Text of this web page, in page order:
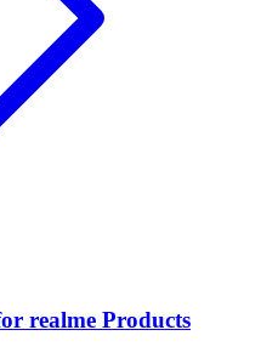
realme Products